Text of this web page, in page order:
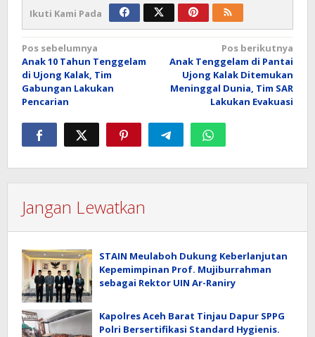
Ikuti Kami Pada
Navigasi
pos
Pos sebelumnya
Anak 10 Tahun Tenggelam
di Ujong Kalak, Tim
Gabungan Lakukan
Pencarian
Pos berikutnya
Anak Tenggelam di Pantai
Ujong Kalak Ditemukan
Meninggal Dunia, Tim SAR
Lakukan Evakuasi
Jangan Lewatkan
STAIN Meulaboh Dukung Keberlanjutan
Kepemimpinan Prof. Mujiburrahman
sebagai Rektor UIN Ar-Raniry
Kapolres Aceh Barat Tinjau Dapur SPPG
Polri Bersertifikasi Standard Hygienis.